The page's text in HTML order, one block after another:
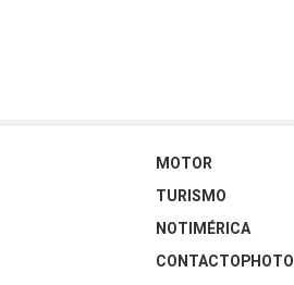
MOTOR
TURISMO
NOTIMÉRICA
CONTACTOPHOTO